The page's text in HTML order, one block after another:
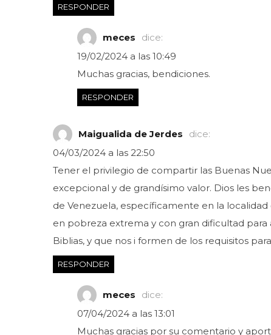
RESPONDER
meces
dice:
19/02/2024 a las 10:49
Muchas gracias, bendiciones.
RESPONDER
Maigualida de Jerdes
dice:
04/03/2024 a las 22:50
Tener el privilegio de compartir las Buenas
excepcional y de grandísimo valor. Dios les
de Venezuela, específicamente en la
en pobreza extrema y con gran dificultad
Biblias, y que nos i formen de los requisitos
RESPONDER
meces
dice:
07/04/2024 a las 13:01
Muchas gracias por su comentario y